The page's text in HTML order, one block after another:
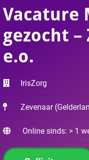
Vacature
gezocht –
e.o.
IrisZorg
Zevenaar(
Online sinds: > 1